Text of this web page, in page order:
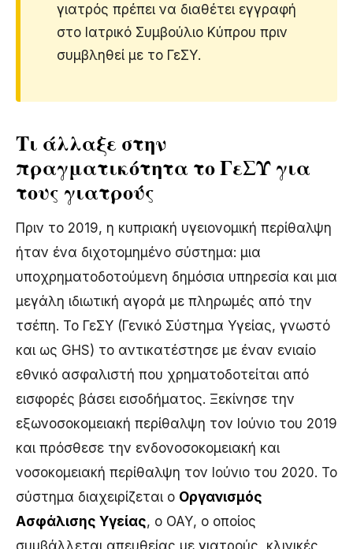
γιατρός πρέπει να διαθέτει εγγραφή
στο Ιατρικό Συμβούλιο Κύπρου πριν
συμβληθεί με το ΓεΣΥ.
Τι άλλαξε στην
πραγματικότητα το ΓεΣΥ για
τους γιατρούς
Πριν το 2019, η κυπριακή υγειονομική περίθαλψη
ήταν ένα διχοτομημένο σύστημα: μια
υποχρηματοδοτούμενη δημόσια υπηρεσία και μια
μεγάλη ιδιωτική αγορά με πληρωμές από την
τσέπη. Το ΓεΣΥ (Γενικό Σύστημα Υγείας, γνωστό
και ως GHS) το αντικατέστησε με έναν ενιαίο
εθνικό ασφαλιστή που χρηματοδοτείται από
εισφορές βάσει εισοδήματος. Ξεκίνησε την
εξωνοσοκομειακή περίθαλψη τον Ιούνιο του 2019
και πρόσθεσε την ενδονοσοκομειακή και
νοσοκομειακή περίθαλψη τον Ιούνιο του 2020. Το
σύστημα διαχειρίζεται ο Οργανισμός
Ασφάλισης Υγείας, ο ΟΑΥ, ο οποίος
συμβάλλεται απευθείας με γιατρούς, κλινικές,